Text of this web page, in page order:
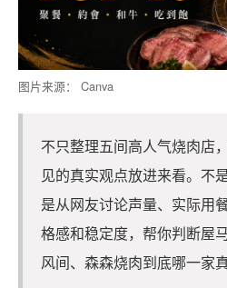
图片来源： Canva
不只整理五间高人气烧肉店
见的真实观点放进来看。不
是从网友讨论声量、实际用
格感和稳定度，帮你判断屋
风间、森森烧肉到底哪一家